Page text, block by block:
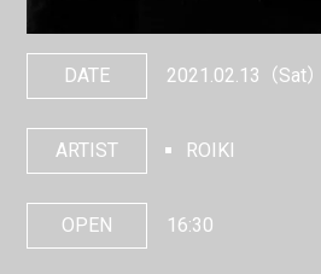
DATE 2021.02.13 （Sat）
ARTIST ROIKI
OPEN 16:30